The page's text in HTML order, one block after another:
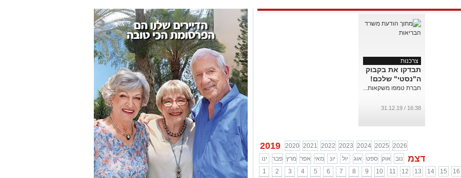
צרכנות
תבדקו את בקבוק
ה"נסטי" שלכם!
חברת טמפו משקאות...
16:38 / 31.12.19
2019 2020 2021 2022 2023 2024 2025 2026
ינו
פבר מרץ אפר מאי יונ יול אוג ספט אוק נוב דצמ
1 2 3 4 5 6 7 8 9 10 11 12 13 14 15 16